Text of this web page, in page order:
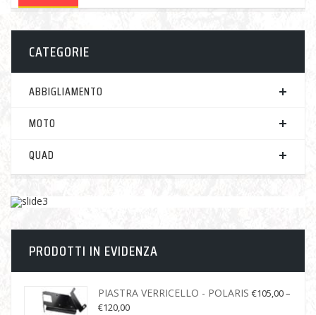
CATEGORIE
ABBIGLIAMENTO
MOTO
QUAD
PRODOTTI IN EVIDENZA
PIASTRA VERRICELLO - POLARIS €105,00–
€120,00